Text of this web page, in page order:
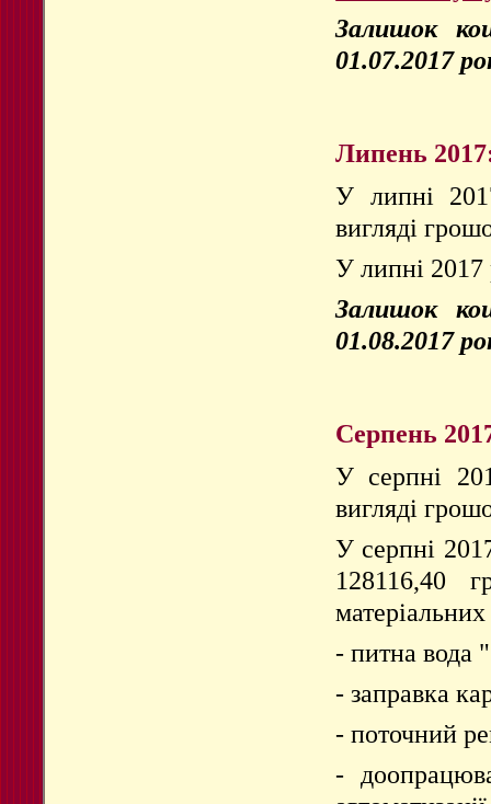
Залишок
01.07.2017
Липень
У липні
вигляді
У липні 2017
Залишок
01.08.2017
Серпень
У серпні
вигляді
У серпні
128116,40
- питна вода
- заправка
- поточний
-